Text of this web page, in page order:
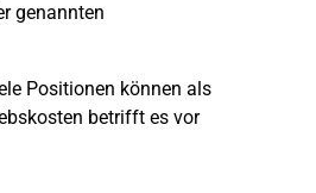
genannten
Positionen können als
betrifft es vor